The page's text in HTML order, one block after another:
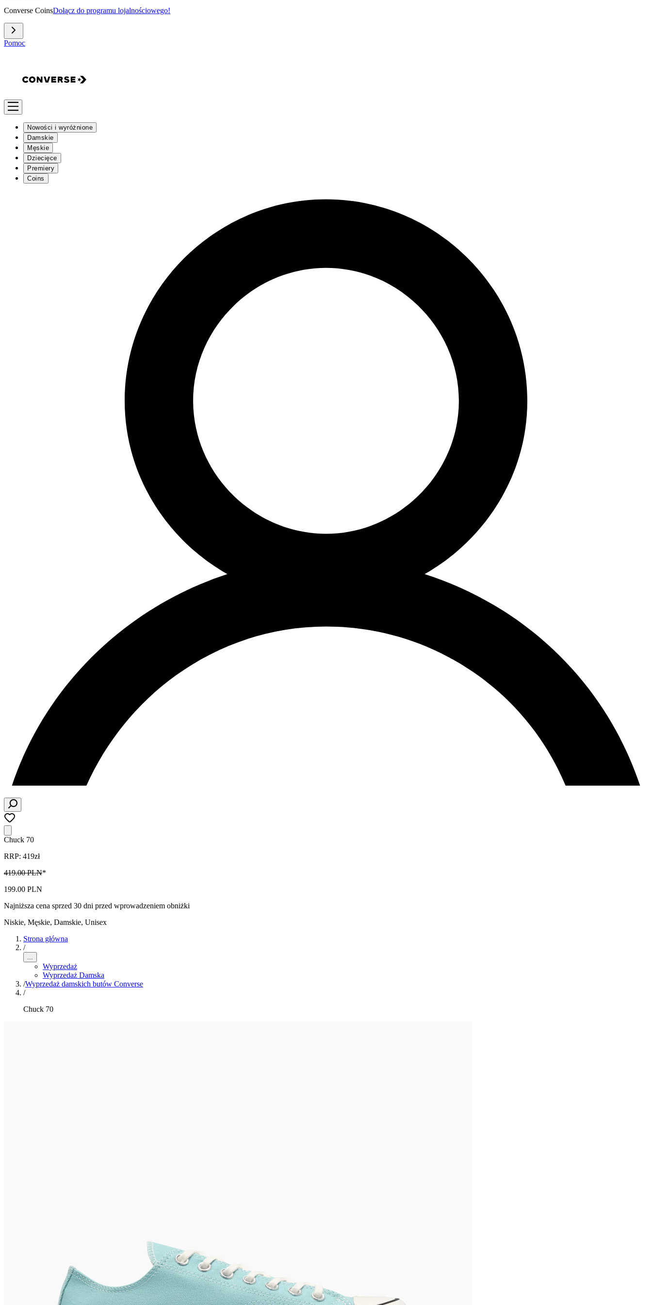
Converse CoinsDołącz do programu lojalnościowego!
Pomoc
Nowości i wyróżnione
Damskie
Męskie
Dziecięce
Premiery
Coins
Chuck 70
RRP: 419zł
419.00 PLN*
199.00 PLN
Najniższa cena sprzed 30 dni przed wprowadzeniem obniżki
Niskie, Męskie, Damskie, Unisex
Strona główna
/
...
Wyprzedaż
Wyprzedaż Damska
/Wyprzedaż damskich butów Converse
/
Chuck 70